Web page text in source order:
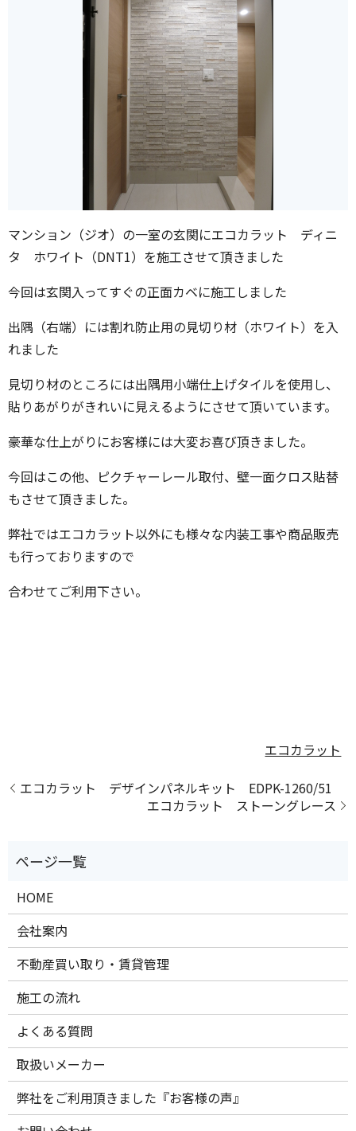
マンション（ジオ）の一室の玄関にエコカラット ディニ
タ ホワイト（DNT1）を施工させて頂きました
今回は玄関入ってすぐの正面カベに施工しました
出隅（右端）には割れ防止用の見切り材（ホワイト）を入
れました
見切り材のところには出隅用小端仕上げタイルを使用し、
貼りあがりがきれいに見えるようにさせて頂いています。
豪華な仕上がりにお客様には大変お喜び頂きました。
今回はこの他、ピクチャーレール取付、壁一面クロス貼替
もさせて頂きました。
弊社ではエコカラット以外にも様々な内装工事や商品販売
も行っておりますので
合わせてご利用下さい。
エコカラット
エコカラット デザインパネルキット EDPK-1260/51
エコカラット ストーングレース
HOME
会社案内
不動産買い取り・賃貸管理
施工の流れ
よくある質問
取扱いメーカー
弊社をご利用頂きました『お客様の声』